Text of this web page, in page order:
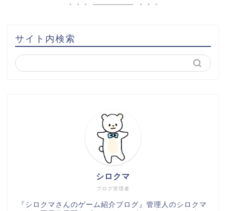
サイト内検索
ブログ管理者
シロクマ
『シロクマさんのゲーム紹介ブログ』管理人のシロクマ